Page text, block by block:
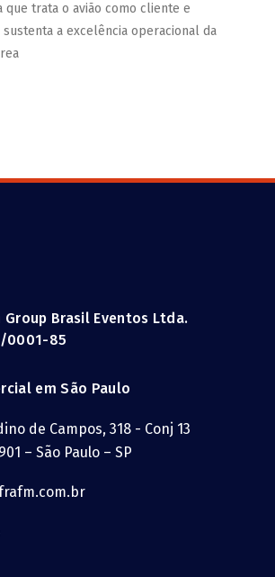
trata o avião como cliente e
a excelência operacional da
Brasil Eventos Ltda.
0001-85
em São Paulo
de Campos, 318 - Conj 13
– São Paulo – SP